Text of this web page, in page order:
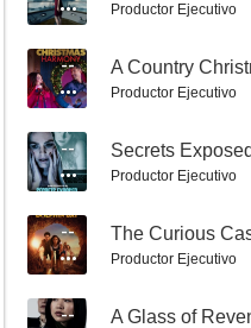
Traidora
Productor Ejecutivo
-- A Country
Productor Ejecutivo
-- Secrets
Productor Ejecutivo
-- The Curious
Productor Ejecutivo
-- A Glass of